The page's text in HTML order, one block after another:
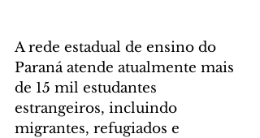
A rede estadual de ensino do
Paraná atende atualmente mais
de 15 mil estudantes
estrangeiros, incluindo
migrantes, refugiados e